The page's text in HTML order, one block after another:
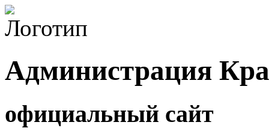
Администрация
официальный сайт